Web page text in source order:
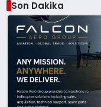
Son Dakika